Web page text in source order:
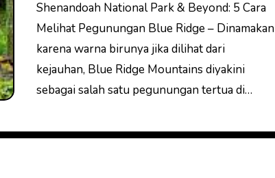
Shenandoah National Park & ​​Beyond: 5 Cara
Melihat Pegunungan Blue Ridge – Dinamakan
karena warna birunya jika dilihat dari
kejauhan, Blue Ridge Mountains diyakini
sebagai salah satu pegunungan tertua di…